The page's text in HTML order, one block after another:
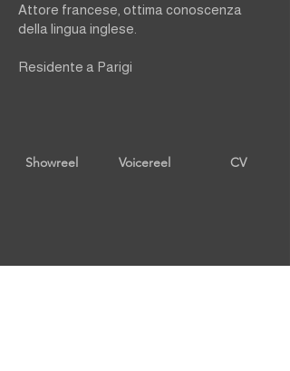
Attore francese, ottima conoscenza
della lingua inglese.
Residente a Parigi
Showreel Voicereel CV